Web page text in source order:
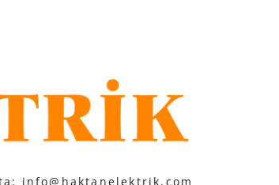
info@haktanelektrik.com